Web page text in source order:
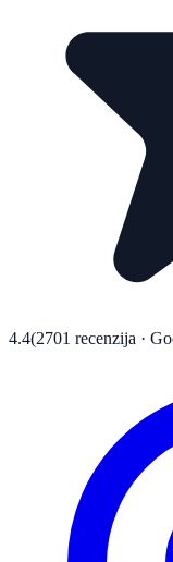
4.4(2701 recenzija ·